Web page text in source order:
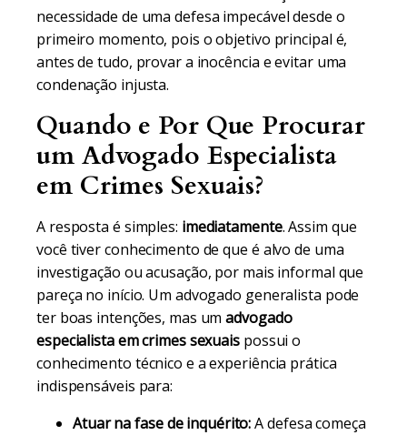
necessidade de uma defesa impecável desde o
primeiro momento, pois o objetivo principal é,
antes de tudo, provar a inocência e evitar uma
condenação injusta.
Quando e Por Que Procurar
um Advogado Especialista
em Crimes Sexuais?
A resposta é simples: imediatamente. Assim que
você tiver conhecimento de que é alvo de uma
investigação ou acusação, por mais informal que
pareça no início. Um advogado generalista pode
ter boas intenções, mas umadvogado
especialista em crimes sexuais possui o
conhecimento técnico e a experiência prática
indispensáveis para:
Atuar na fase de inquérito:A defesa começa